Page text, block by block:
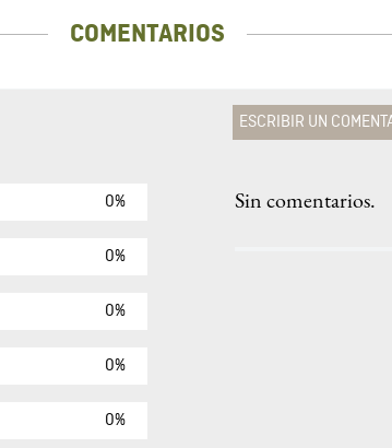
COMENTARIOS
0%
0%
0%
0%
0%
ESCRIBIR UN
Agregar
Sin comentarios.